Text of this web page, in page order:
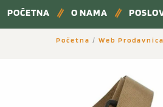
POČETNA O NAMA
Početna / Web Prodavnica